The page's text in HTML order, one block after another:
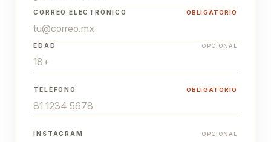
CORREO ELECTRÓNICO OBLIGATORIO
EDAD OPCIONAL
TELÉFONO OBLIGATORIO
INSTAGRAM OPCIONAL